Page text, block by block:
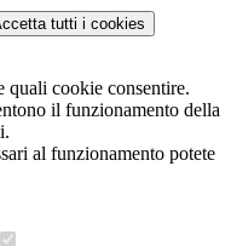
tutti i cookies
quali cookie consentire.
il funzionamento della
al funzionamento potete